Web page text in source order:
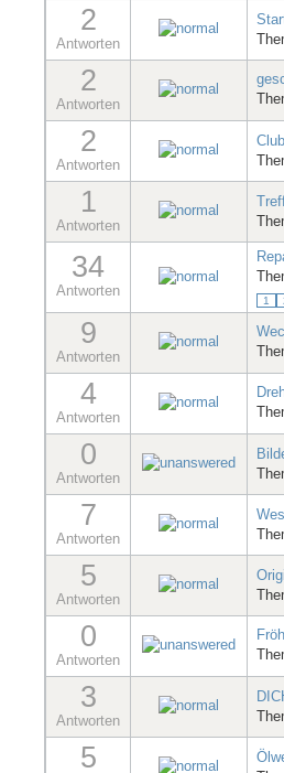
2
Antworten
2
Antworten
2
Antworten
1
Antworten
34
Antworten
1
9
Antworten
4
Antworten
0
Antworten
7
Antworten
5
Antworten
0
Antworten
3
Antworten
5